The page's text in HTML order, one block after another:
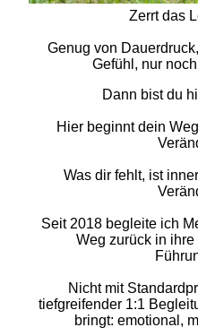
Zerrt das
Genug von
Gefühl, nur
Dann bist du
Hier beginnt dein
Was dir fehlt, ist
Seit 2018 begleite ich
Weg zurück in
Nicht mit
tiefgreifender 1:1
bringt: emotional,